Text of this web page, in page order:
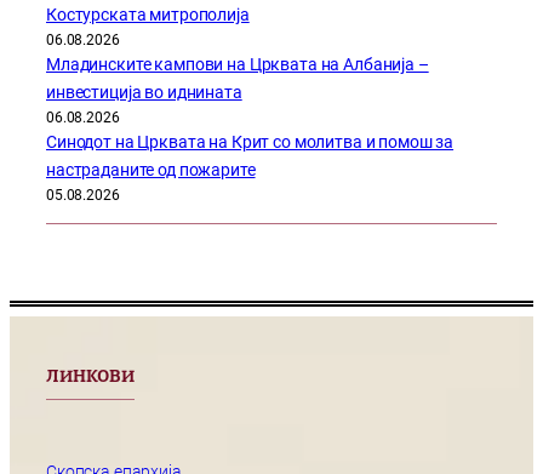
Костурската митрополија
06.08.2026
Младинските кампови на Црквата на Албанија –
инвестиција во иднината
06.08.2026
Синодот на Црквата на Крит со молитва и помош за
настраданите од пожарите
05.08.2026
ЛИНКОВИ